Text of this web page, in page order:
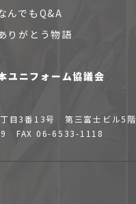
んでもQ&A
りがとう物語
ユニフォーム協議会
目3番13号 第三富士ビル5階
FAX 06-6533-1118